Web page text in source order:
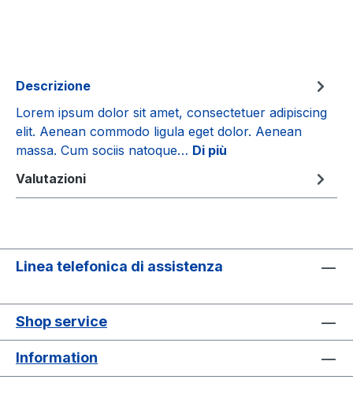
Descrizione
Lorem ipsum dolor sit amet, consectetuer adipiscing
elit. Aenean commodo ligula eget dolor. Aenean
massa. Cum sociis natoque… Di più
Valutazioni
Linea telefonica di assistenza
Shop service
Information